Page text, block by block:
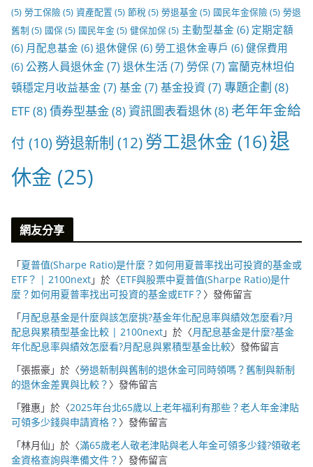
(5) 勞工保險 (5) 資產配置 (5) 節稅 (5) 勞退基金(5) 國民年金保險 (5) 勞退
舊制 (5) 國保(5) 國民年金(5) 健保加保(5) 主動型基金 (6) 定期定額
(6) 月配息基金 (6) 退休健保 (6) 勞工退休金專戶 (6) 健保費用
(6) 公務人員退休金(7) 退休生活(7) 勞保(7) 富蘭克林坦伯
頓穩定月收益基金(7) 基金(7) 基金投資 (7) 專題企劃 (8)
ETF(8)債券型基金(8)資訊圖表看退休(8)老年年金給
付 (10) 勞退新制 (12)勞工退休金 (16)退
休金 (25)
網友分享
「夏普值(Sharpe Ratio)是什麼？如何用夏普率找出可投資的基金或
ETF？ | 2100next」於〈ETF與股票中夏普值(Sharpe Ratio)是什
麼？如何用夏普率找出可投資的基金或ETF？ 〉發佈留言
「月配息基金是什麼與該怎麼挑?基金年化配息率與績效怎麼看?月
配息與累積型基金比較 | 2100next」於〈月配息基金是什麼?基金
年化配息率與績效怎麼看?月配息與累積型基金比較〉發佈留言
「張振豪」於〈勞退新制與舊制的退休金可同時領嗎？舊制與新制
的退休金差異與比較？ 〉發佈留言
「雅惠 」於〈2025年台北65歲以上老年福利有那些？老人年金津貼
可領多少錢與申請資格？ 〉發佈留言
「林月仙 」於〈滿65歲老人敬老津貼與老人年金可領多少錢?領敬老
金資格查詢與準備文件？ 〉發佈留言